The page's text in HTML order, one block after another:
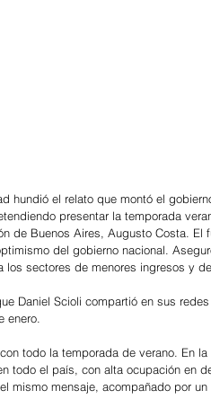
hundió el relato que montó el
presentar la temporada
de Buenos Aires, Augusto Costa. El
del gobierno nacional.
los sectores de menores ingresos y
Daniel Scioli compartió en sus
enero.
todo la temporada de verano. En
todo el país, con alta ocupación en
mismo mensaje, acompañado por